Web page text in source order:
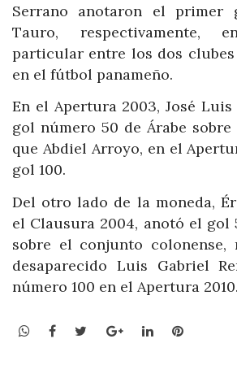
Serrano anotaron el primer
Tauro, respectivamente,
particular entre los dos
en el fútbol panameño.
En el Apertura 2003, José
gol número 50 de Árabe
que Abdiel Arroyo, en el
gol 100.
Del otro lado de la moneda,
el Clausura 2004, anotó el gol
sobre el conjunto colonense,
desaparecido Luis Gabriel
número 100 en el Apertura 2010.
WhatsApp
Facebook
TwitterGoogle+LinkedInPinterest